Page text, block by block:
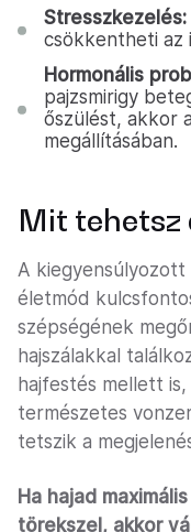
Stresszkezelés:
csökkentheti az
Hormonális
pajzsmirigy
őszülést, akkor
megállításában.
Mit tehetsz
A kiegyensúlyozott
életmód
szépségének
hajszálakkal
hajfestés mellett
természetes
tetszik a
Ha hajad
törekszel, akkor